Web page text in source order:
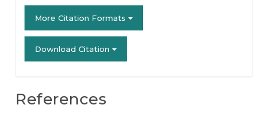
More Citation Formats
Download Citation
References